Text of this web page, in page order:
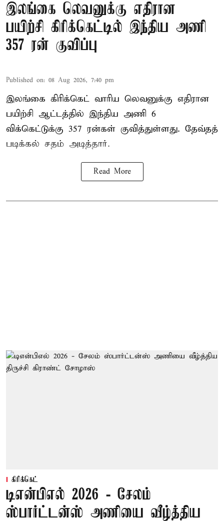
இலங்கை லெவனுக்கு எதிரான
பயிற்சி கிரிக்கெட்டில் இந்திய அணி
357 ரன் குவிப்பு
Published on: 08 Aug 2026, 7:40 pm
இலங்கை கிரிக்கெட் வாரிய லெவனுக்கு எதிரான
பயிற்சி ஆட்டத்தில் இந்திய அணி 6
விக்கெட்டுக்கு 357 ரன்கள் குவித்துள்ளது. தேவ்தத்
படிக்கல் சதம் அடித்தார்.
Read More
கிரிக்கெட்
டிஎன்பிஎல் 2026 - சேலம்
ஸ்பார்ட்டன்ஸ் அணியை வீழ்த்திய